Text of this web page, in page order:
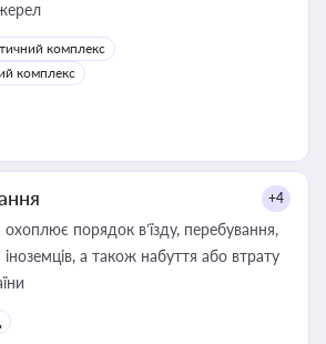
комплекс
комплекс
+4
охоплює порядок в’їзду, перебування,
а також набуття або втрату